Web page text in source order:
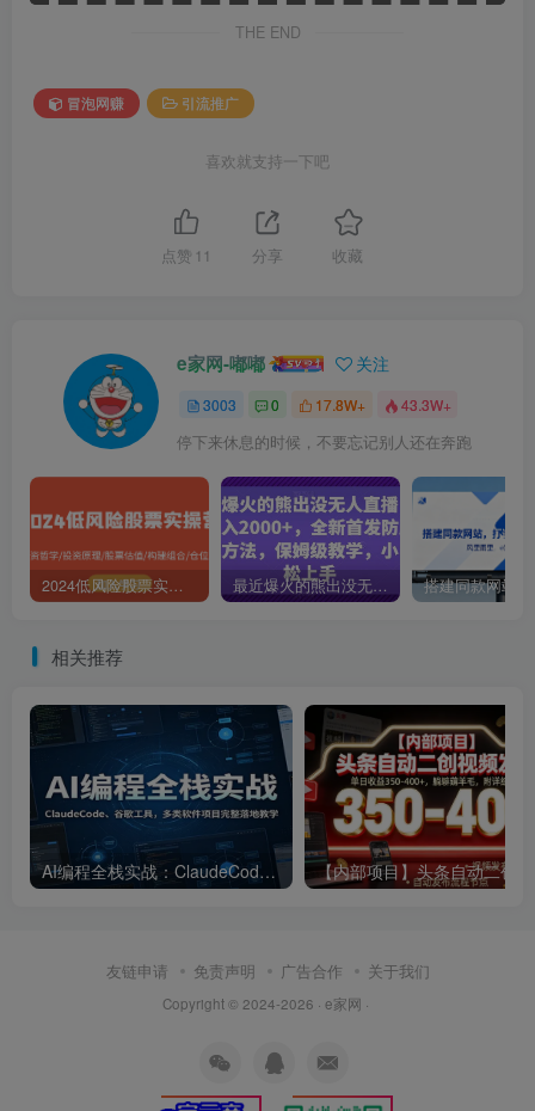
THE END
冒泡网赚 引流推广
喜欢就支持一下吧
点赞 11 分享 收藏
e家网-嘟嘟 关注
3003 0 17.8W+ 43.3W+
停下来休息的时候，不要忘记别人还在奔跑
2024低风险股票实操营：投资哲学/投资原理/股票估值/构建组合/仓位控制 最近爆火的熊出没无人直播，轻松日入2000+，全新首发防版权违规方法【揭秘】
相关推荐
AI编程全栈实战：ClaudeCode、谷歌工具，多类软件项目完整落地教学
友链申请 免责声明 广告合作 关于我们
Copyright © 2024-2026 · e家网 ·